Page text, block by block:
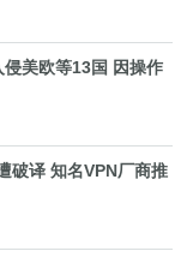
美欧等13国 因操作
破译 知名VPN厂商推